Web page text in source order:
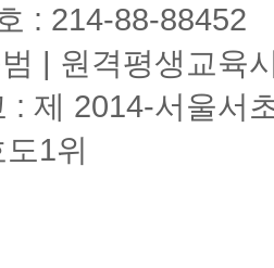
: 214-88-88452
| 원격평생교육
: 제 2014-서울서
1위